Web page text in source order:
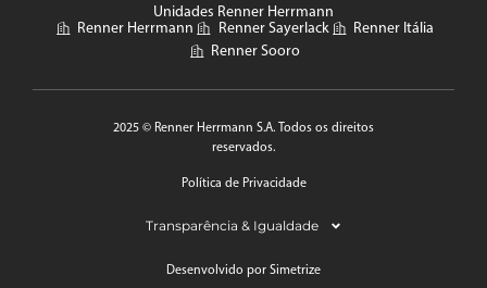
Unidades Renner Herrmann
Renner Herrmann
Renner Sayerlack
Renner Itália
Renner Sooro
2025 © Renner Herrmann S.A. Todos os direitos
reservados.
Política de Privacidade
Transparência & Igualdade
Desenvolvido por Simetrize